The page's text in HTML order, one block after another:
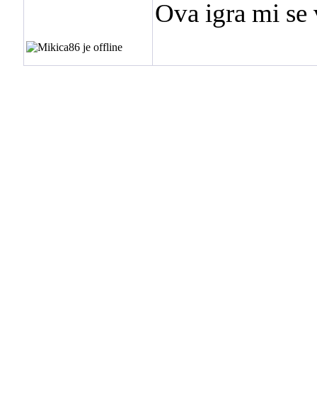
Ova igra mi